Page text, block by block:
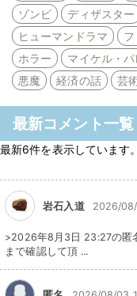
ゾンビ
ディザスター
ヒューマンドラマ
ホラー
マイケル・パ
悪魔
経済の話 芸
最新コメント一覧
最新6件を表示しています。
岩石入道 2026/
>2026年8月3日 23:27の匿
まで確認して頂 ...